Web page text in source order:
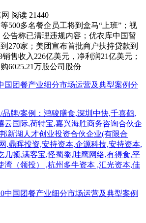
阅读 21440
500多名餐企员工将到盒马“上班”；视
告称已清理违规内容；优衣库中国暂
270家；美团宣布首批商户扶持贷款到
售收入226亿美元，净利润21亿美元；
6025.21万股公司股份
国团餐产业细分市场运营及典型案例分
牌/案例：鸿骏膳食,深圳中快,千喜鹤,
云国际,荷特宝,嘉兴海胜商务咨询合伙企
新湖人才创业投资合伙企业(有限合
,鼎晖投资,安持资本,企源科技,安持资本,
几顿,满客宝,怪蜀黍,哇鹰网络,有得食,平
湾（领投） ,杭州多牛资本 ,汇光资本,佳